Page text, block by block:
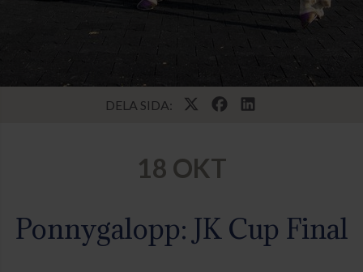
DELA SIDA:
18 OKT
Ponnygalopp: JK Cup Final